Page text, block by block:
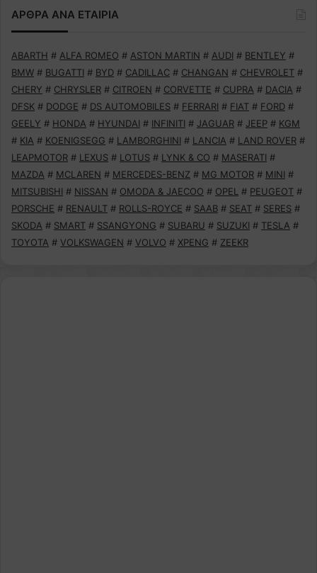
ΑΡΘΡΑ ΑΝΑ ΕΤΑΙΡΙΑ
ABARTH # ALFA ROMEO # ASTON MARTIN # AUDI # BENTLEY #
BMW # BUGATTI # BYD # CADILLAC # CHANGAN # CHEVROLET #
CHERY # CHRYSLER # CITROEN # CORVETTE # CUPRA # DACIA #
DFSK # DODGE # DS AUTOMOBILES # FERRARI # FIAT # FORD #
GEELY # HONDA # HYUNDAI # INFINITI # JAGUAR # JEEP # KGM
# KIA # KOENIGSEGG # LAMBORGHINI # LANCIA # LAND ROVER #
LEAPMOTOR # LEXUS # LOTUS # LYNK & CO # MASERATI #
MAZDA # MCLAREN # MERCEDES-BENZ # MG MOTOR # MINI #
MITSUBISHI # NISSAN # OMODA & JAECOO # OPEL # PEUGEOT #
PORSCHE # RENAULT # ROLLS-ROYCE # SAAB # SEAT # SERES #
SKODA # SMART # SSANGYONG # SUBARU # SUZUKI # TESLA #
TOYOTA # VOLKSWAGEN # VOLVO # XPENG # ZEEKR